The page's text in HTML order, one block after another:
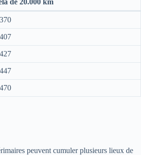
de 20.000 km
peuvent cumuler plusieurs lieux de